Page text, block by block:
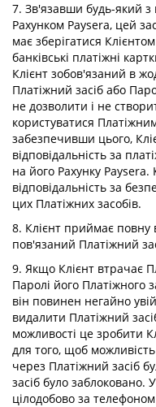
7. Зв'язавши будь-який з
Рахунком Paysera, цей
має зберігатися
банківські платіжні
Клієнт зобов'язаний в
Платіжний засіб або
не дозволити і не
користуватися
забезпечивши цього,
відповідальність за
на його Рахунку
відповідальність за
цих Платіжних засобів.
8. Клієнт приймає повну
пов'язаний Платіжний
9. Якщо Клієнт втрачає
Паролі його Платіжного
він повинен негайно
видалити Платіжний
можливості це зробити
для того, щоб
через Платіжний засіб
засіб було
цілодобово за